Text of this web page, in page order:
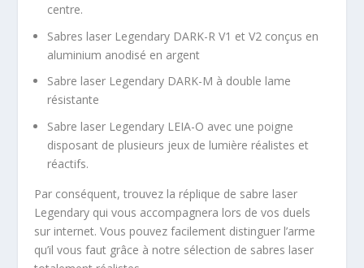
centre.
Sabres laser Legendary DARK-R V1 et V2 conçus en
aluminium anodisé en argent
Sabre laser Legendary DARK-M à double lame
résistante
Sabre laser Legendary LEIA-O avec une poigne
disposant de plusieurs jeux de lumière réalistes et
réactifs.
Par conséquent, trouvez la réplique de sabre laser
Legendary qui vous accompagnera lors de vos duels
sur internet. Vous pouvez facilement distinguer l’arme
qu’il vous faut grâce à notre sélection de sabres laser